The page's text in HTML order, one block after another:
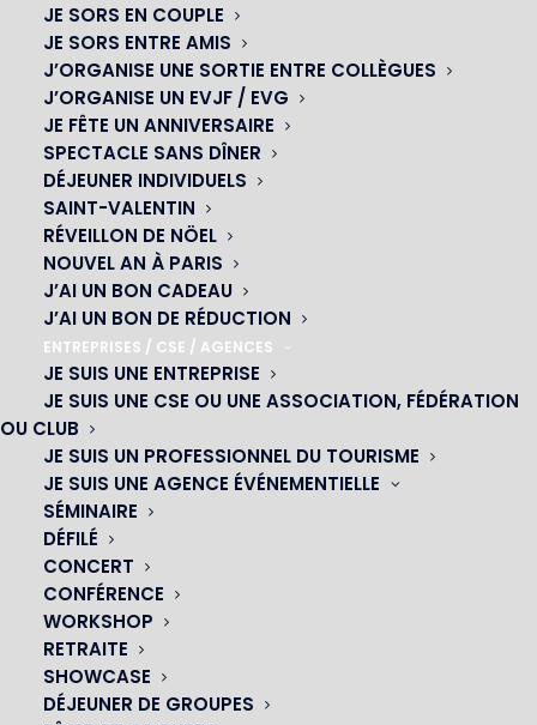
JE SORS EN COUPLE
JE SORS ENTRE AMIS
J’ORGANISE UNE SORTIE ENTRE COLLÈGUES
J’ORGANISE UN EVJF / EVG
JE FÊTE UN ANNIVERSAIRE
SPECTACLE SANS DÎNER
DÉJEUNER INDIVIDUELS
SAINT-VALENTIN
RÉVEILLON DE NÖEL
NOUVEL AN À PARIS
J’AI UN BON CADEAU
J’AI UN BON DE RÉDUCTION
ENTREPRISES / CSE / AGENCES
JE SUIS UNE ENTREPRISE
JE SUIS UNE CSE OU UNE ASSOCIATION, FÉDÉRATION
OU CLUB
JE SUIS UN PROFESSIONNEL DU TOURISME
JE SUIS UNE AGENCE ÉVÉNEMENTIELLE
SÉMINAIRE
DÉFILÉ
CONCERT
CONFÉRENCE
WORKSHOP
RETRAITE
SHOWCASE
DÉJEUNER DE GROUPES
rendre votre événement au cabaret inoubliable.
Thème des années 1920 : Plumes et
paillettes
Les années 1920 évoquent immédiatement une époque
de célébrations extravagantes et d’élégance sans
pareille. C’est un thème parfait pour une
Votre venue au cabaret parisien Oh Happy Paris
parfaitement à cette ambiance enchanteresse.
Imaginez vos invités vêtus de robes à franges,
d’accessoires brillants
décoration et l’animationpeuvent inclure des plumes
et des paillettes partout, rappelant l’allure luxueuse du
Moulin Rouge
SUGGESTIONS POUR LA DÉCORATION
Pour renforcer le thème, optez pour des tables ornées
de nappes noires et dorées, et ajoutez des centres de
table avec des plumes d’autruche. Les éclairages tamisés
ajouteront une touche supplémentaire de mystère et de